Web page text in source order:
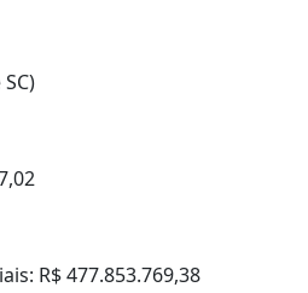
R$ 477.853.769,38